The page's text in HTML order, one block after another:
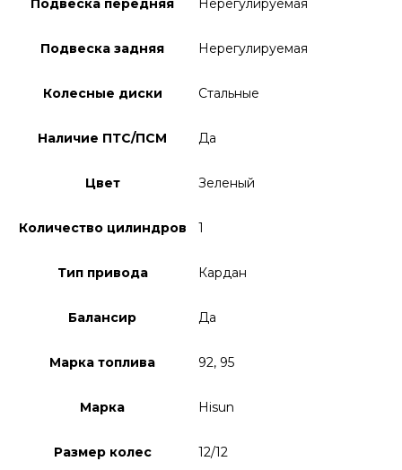
Подвеска передняя Нерегулируемая
Подвеска задняя Нерегулируемая
Колесные диски Стальные
Наличие ПТС/ПСМ Да
Цвет Зеленый
Количество цилиндров 1
Тип привода Кардан
Балансир Да
Марка топлива 92, 95
Марка Hisun
Размер колес 12/12